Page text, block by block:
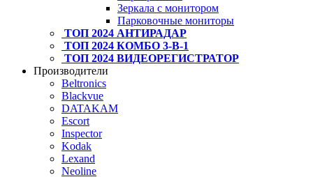
Зеркала с монитором
Парковочные мониторы
ТОП 2024 АНТИРАДАР
ТОП 2024 КОМБО 3-В-1
ТОП 2024 ВИДЕОРЕГИСТРАТОР
Производители
Beltronics
Blackvue
DATAKAM
Escort
Inspector
Kodak
Lexand
Neoline